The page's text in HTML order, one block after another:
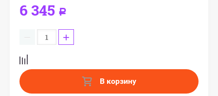
6 345 Р
+
В корзину